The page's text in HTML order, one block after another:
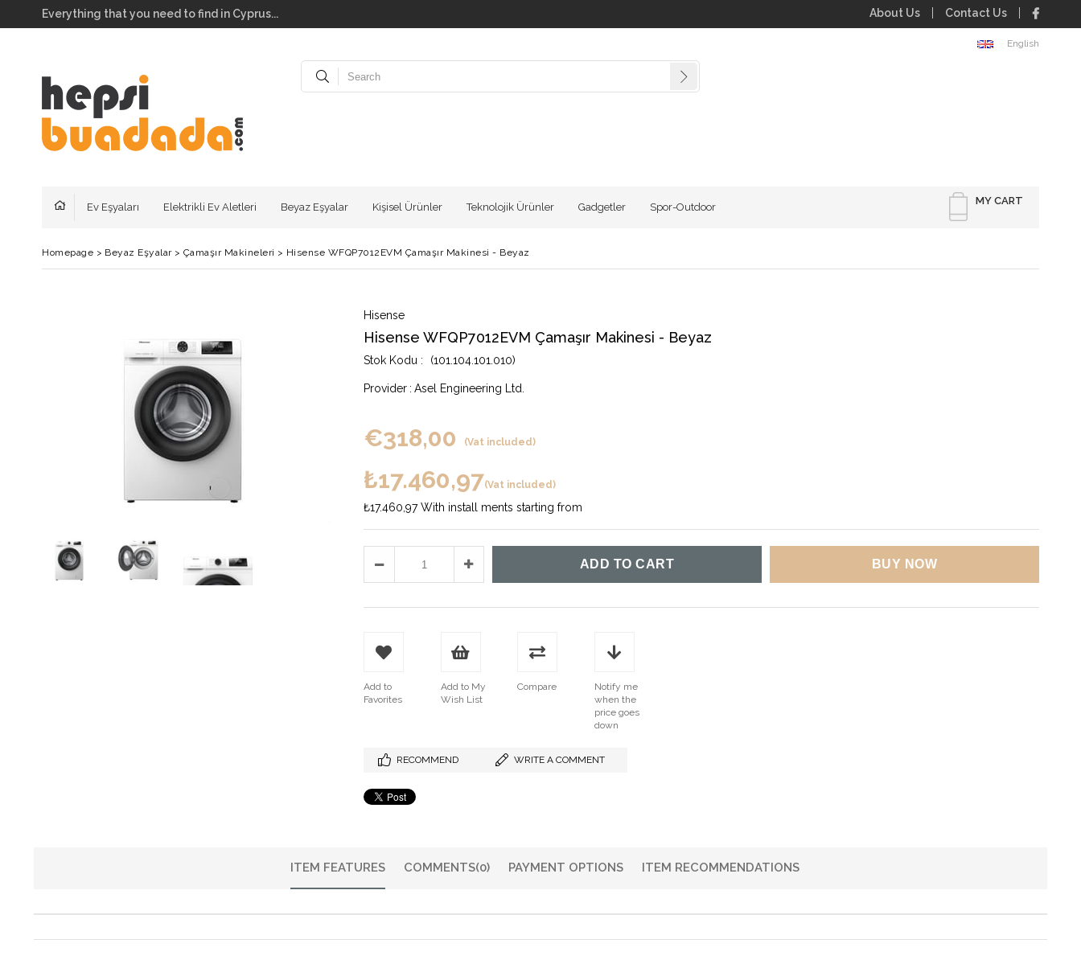
Everything that you need to find in Cyprus... About Us Contact Us
English
MY CART
Ev Eşyaları Elektrikli Ev Aletleri Beyaz Eşyalar Kişisel Ürünler Teknolojik Ürünler Gadgetler Spor-Outdoor
Homepage > Beyaz Eşyalar> Çamaşır Makineleri > Hisense WFQP7012EVM Çamaşır Makinesi - Beyaz
Hisense
Hisense WFQP7012EVM Çamaşır Makinesi - Beyaz
(101.104.101.010)
Provider : Asel Engineering Ltd.
€318,00 (Vat included)
₺17.460,97(Vat included)
₺17.460,97 With install ments starting from
Add to
Favorites
Add to My
Wish List
Compare
Notify me
when the
price goes
down
RECOMMEND WRITE A COMMENT
ITEM FEATURES COMMENTS(0) PAYMENT OPTIONS ITEM RECOMMENDATIONS